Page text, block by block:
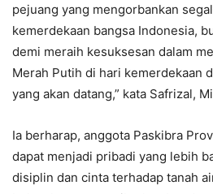
pejuang yang mengorbankan
kemerdekaan bangsa Indonesia,
demi meraih kesuksesan dalam
Merah Putih di hari kemerdekaan
yang akan datang,” kata Safrizal,
Ia berharap, anggota Paskibra
dapat menjadi pribadi yang lebih
disiplin dan cinta terhadap tanah